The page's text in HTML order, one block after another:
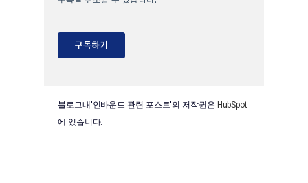
블로그내'인바운드 관련 포스트'의 저작권은 HubSpot
에 있습니다.